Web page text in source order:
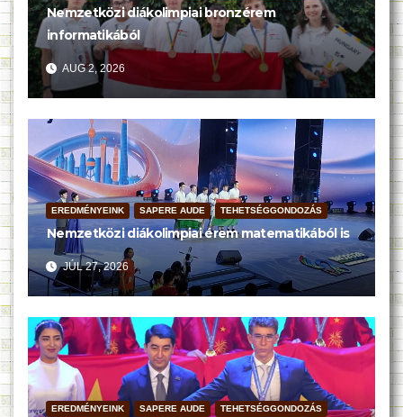
Nemzetközi diákolimpiai bronzérem
informatikából
AUG 2, 2026
EREDMÉNYEINK SAPERE AUDE TEHETSÉGGONDOZÁS
Nemzetközi diákolimpiai érem matematikából is
JÚL 27, 2026
EREDMÉNYEINK SAPERE AUDE TEHETSÉGGONDOZÁS